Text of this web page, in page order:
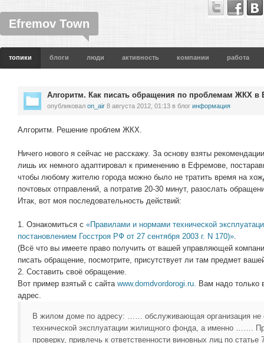
Efremov Town
топики блоги люди активность компании работа
Алгоритм. Как писать обращения по проблемам ЖКХ в
опубликовал on_air 8 августа 2012, 01:13 в блог информация
Алгоритм. Решение проблем ЖКХ.
Ничего нового я сейчас не расскажу. За основу взяты
лишь их немного адаптировал к применению в Ефремове,
чтобы любому жителю города можно было не тратить время на
почтовых отправлений, а потратив 20-30 минут, разослать
Итак, вот моя последовательность действий:
1. Ознакомиться с «Правилами и нормами технической
постановлением Госстроя РФ от 27 сентября 2003 г. N 170)».
(Всё что вы имеете право получить от вашей управляющей
писать обращение, посмотрите, присутствует ли там предмет
2. Составить своё обращение.
Вот пример взятый с сайта www.domdvordorogi.ru. Вам надо только
адрес.
В жилом доме по адресу: …… обслуживающая организация не
технической эксплуатации жилищного фонда, а именно …….
проверку, привлечь к ответственности виновных лиц по